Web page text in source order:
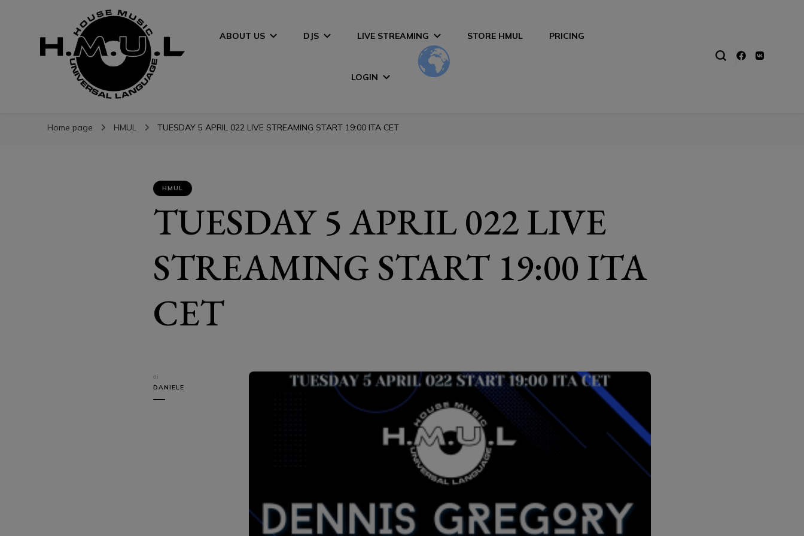
H.M.U.L.
H.M.U.L.
ABOUT US DJS LIVE STREAMING STORE HMUL PRICING
LOGIN
Home page HMUL TUESDAY 5 APRIL 022 LIVE STREAMING START 19:00 ITA CET
HMUL
TUESDAY 5 APRIL 022 LIVE
STREAMING START 19:00 ITA
CET
di
DANIELE